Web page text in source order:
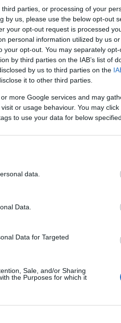
parties, or processing of your
by us, please use the below opt-out
your opt-out request is processed
personal information utilized by us
your opt-out. You may separately
by third parties on the IAB’s list of
by us to third parties on the
it to other third parties.
more Google services and may
or usage behaviour. You may
to use your data for below
data.
Data.
Data for Targeted
Sale, and/or Sharing
the Purposes for which it
de a végleges
és az alkotók saját
Véleménye van. Az
rendező.
a kanonizált művek
hogy„A hazával ápolt
után az előadás után többé
kételyekkel,
ismeretlen hőfokon
”, hiszen „összes
ifjú Pallagi Melitta szín
ödés, s a csatazaj kábulata.”
3-án. Idén ugyanis
közös előadásában
Shakespeare-alakításért